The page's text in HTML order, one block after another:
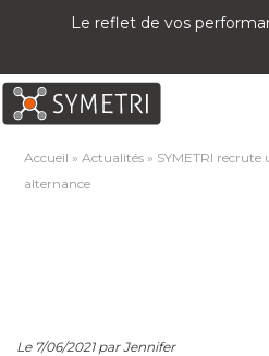
Le reflet de vos
Accueil »Actualités » SYMETRI
alternance
Le 7/06/2021 par Jennifer